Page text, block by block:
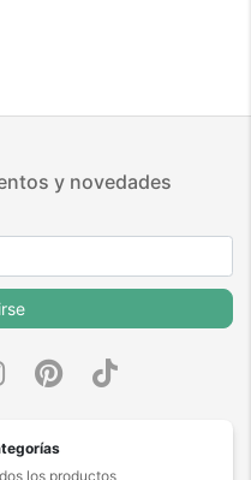
y novedades
los productos